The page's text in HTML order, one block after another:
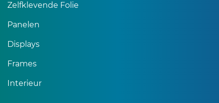
Zelfklevende Folie
Panelen
Displays
Frames
Interieur